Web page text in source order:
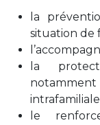
la
situation de
la
le